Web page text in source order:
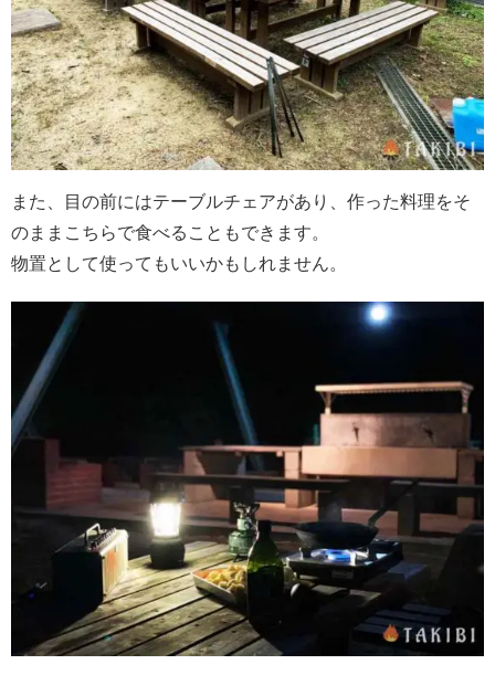
また、目の前にはテーブルチェアがあり、作った料理をそ
のままこちらで食べることもできます。
物置として使ってもいいかもしれません。